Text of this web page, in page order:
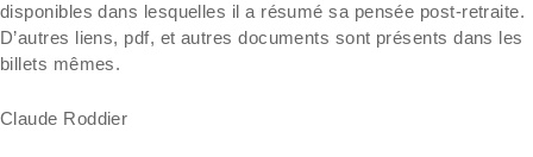
disponibles dans lesquelles il a résumé sa pensée post-retraite.
D’autres liens, pdf, et autres documents sont présents dans les
billets mêmes.
Claude Roddier